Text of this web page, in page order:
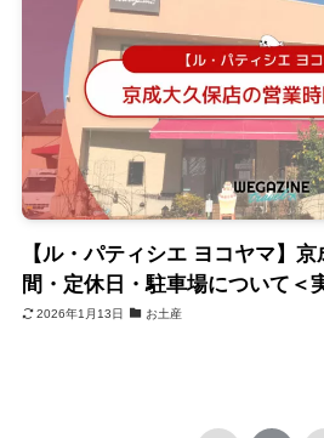
【ル・パティシエ ヨコヤマ】
間・定休日・駐車場について＜
2026年1月13日 お土産